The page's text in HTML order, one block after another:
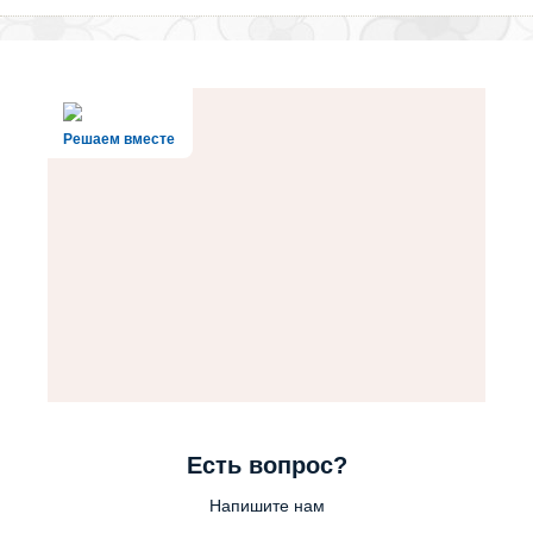
Решаем вместе
Есть вопрос?
Напишите нам